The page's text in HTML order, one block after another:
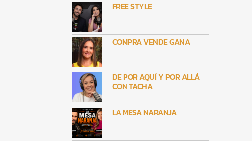
FREE STYLE
COMPRA VENDE GANA
DE POR AQUÍ Y POR ALLÁ
CON TACHA
LA MESA NARANJA